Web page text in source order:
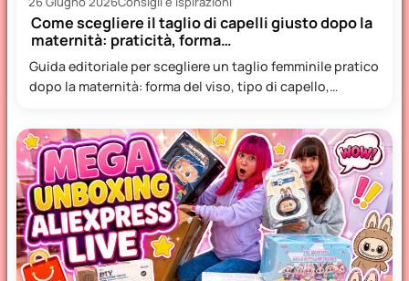
Come scegliere il taglio di capelli giusto dopo la
maternità: praticità, forma…
Guida editoriale per scegliere un taglio femminile pratico
dopo la maternità: forma del viso, tipo di capello,